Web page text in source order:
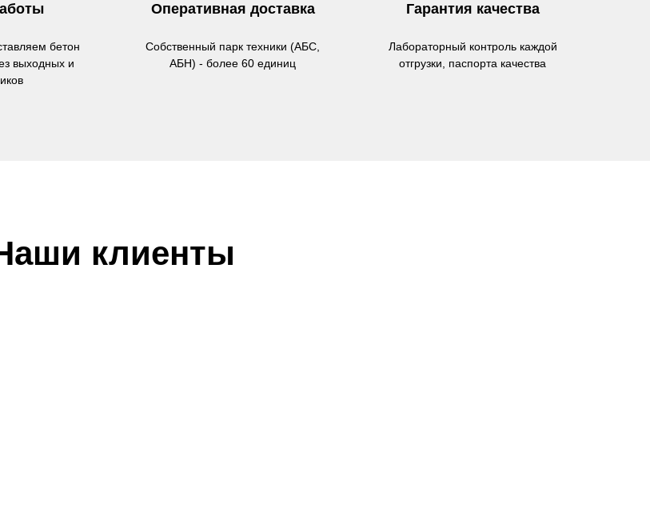
бетон
выходных и
Оперативная доставка
Собственный парк техники (АБС,
АБН) - более 60 единиц
Гарантия качества
Лабораторный контроль каждой
отгрузки, паспорта качества
клиенты